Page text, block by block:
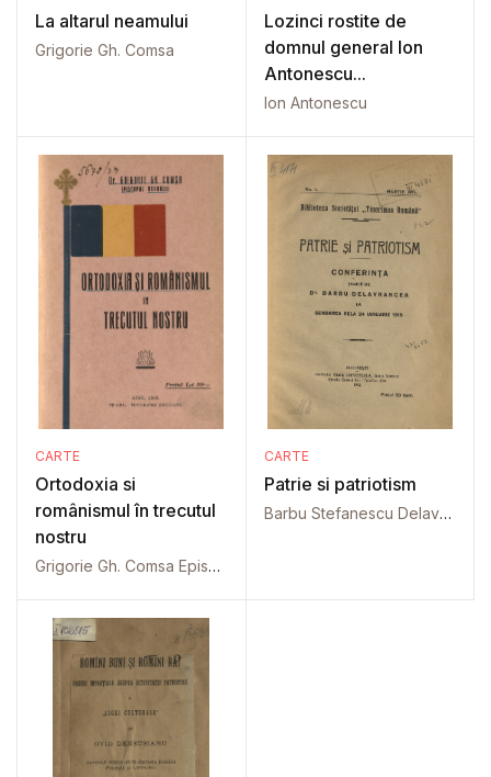
La altarul neamului
Grigorie Gh. Comsa
Lozinci rostite de
domnul general Ion
Antonescu...
Ion Antonescu
CARTE
Ortodoxia si
românismul în trecutul
nostru
Grigorie Gh. Comsa Episcop al Aradului
CARTE
Patrie si patriotism
Barbu Stefanescu Delavrancea